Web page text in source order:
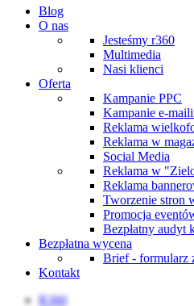
Blog
O nas
Jesteśmy r360
Multimedia
Nasi klienci
Oferta
Kampanie PPC
Kampanie e-
Reklama
Reklama w
Social Media
Reklama w
Reklama
Tworzenie stron
Promocja
Bezpłatny audyt
Bezpłatna wycena
Brief - formularz
Kontakt
R360